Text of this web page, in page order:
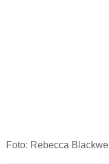
Foto: Rebecca Blackwell